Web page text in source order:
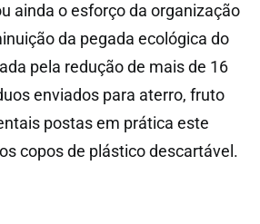
ainda o esforço da organização
da pegada ecológica do
pela redução de mais de 16
enviados para aterro, fruto
postas em prática este
copos de plástico descartável.